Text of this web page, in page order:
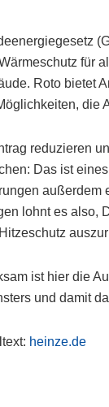
für
Roto bietet
die
reduzieren
Das ist
außerdem
lohnt es also,
ist hier die
und damit
heinze.de